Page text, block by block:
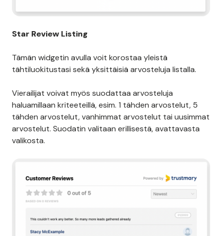
Star Review Listing
Tämän widgetin avulla voit korostaa yleistä
tähtiluokitustasi sekä yksittäisiä arvosteluja listalla.
Vierailijat voivat myös suodattaa arvosteluja
haluamillaan kriteeteillä, esim. 1 tähden arvostelut, 5
tähden arvostelut, vanhimmat arvostelut tai uusimmat
arvostelut. Suodatin valitaan erillisestä, avattavasta
valikosta.